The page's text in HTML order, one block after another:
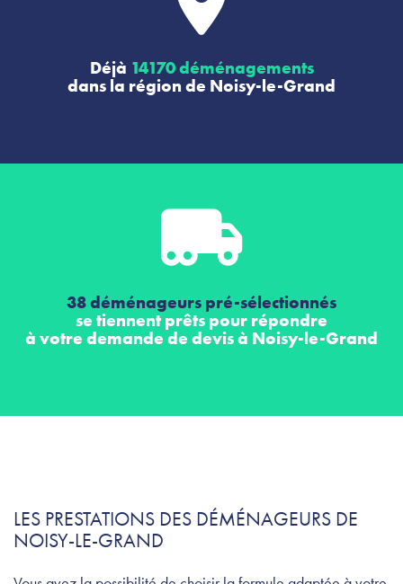
Déjà 14170 déménagements
dans la région de Noisy-le-Grand
38 déménageurs pré-sélectionnés
se tiennent prêts pour répondre
à votre demande de devis à Noisy-le-Grand
LES PRESTATIONS DES DÉMÉNAGEURS DE
NOISY-LE-GRAND